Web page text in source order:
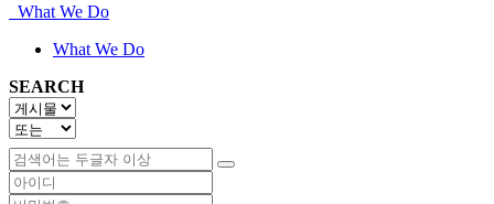
What We Do
What We Do
SEARCH